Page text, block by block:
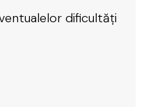
dificultăți